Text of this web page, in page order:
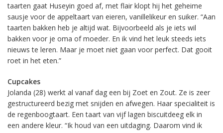
taarten gaat Huseyin goed af, met flair klopt hij het geheime
sausje voor de appeltaart van eieren, vanillelikeur en suiker. “Aan
taarten bakken heb je altijd wat. Bijvoorbeeld als je iets wil
bakken voor je oma of moeder. En ik vind het leuk steeds iets
nieuws te leren. Maar je moet niet gaan voor perfect. Dat gooit
roet in het eten.”
Cupcakes
Jolanda (28) werkt al vanaf dag een bij Zoet en Zout. Ze is zeer
gestructureerd bezig met snijden en afwegen. Haar specialiteit is
de regenboogtaart. Een taart van vijf lagen biscuitdeeg elk in
een andere kleur. “Ik houd van een uitdaging. Daarom vind ik